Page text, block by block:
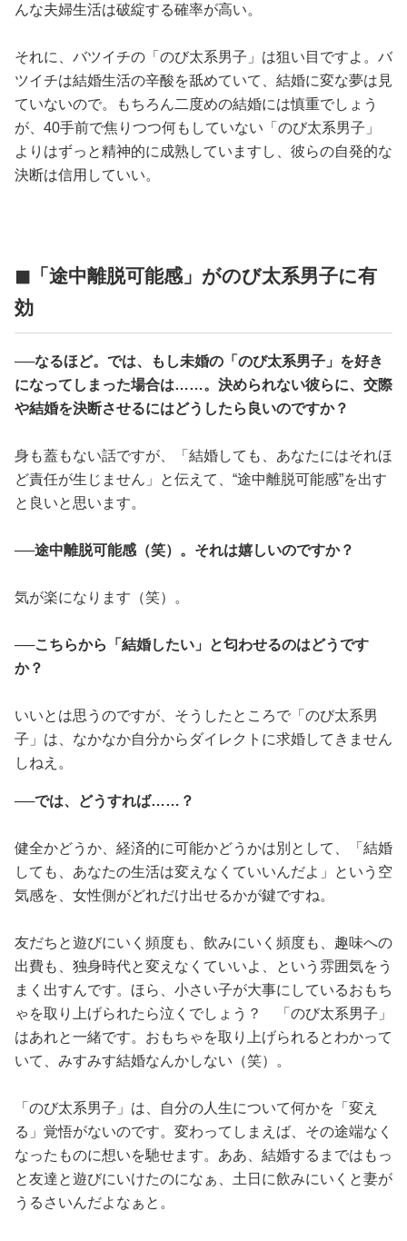
んな夫婦生活は破綻する確率が高い。
それに、バツイチの「のび太系男子」は狙い目ですよ。バ
ツイチは結婚生活の辛酸を舐めていて、結婚に変な夢は見
ていないので。もちろん二度めの結婚には慎重でしょう
が、40手前で焦りつつ何もしていない「のび太系男子」
よりはずっと精神的に成熟していますし、彼らの自発的な
決断は信用していい。
◼︎「途中離脱可能感」がのび太系男子に有
効
──なるほど。では、もし未婚の「のび太系男子」を好き
になってしまった場合は……。決められない彼らに、交際
や結婚を決断させるにはどうしたら良いのですか？
身も蓋もない話ですが、「結婚しても、あなたにはそれほ
ど責任が生じません」と伝えて、“途中離脱可能感”を出す
と良いと思います。
──途中離脱可能感（笑）。それは嬉しいのですか？
気が楽になります（笑）。
──こちらから「結婚したい」と匂わせるのはどうです
か？
いいとは思うのですが、そうしたところで「のび太系男
子」は、なかなか自分からダイレクトに求婚してきません
しねえ。
──では、どうすれば……？
健全かどうか、経済的に可能かどうかは別として、「結婚
しても、あなたの生活は変えなくていいんだよ」という空
気感を、女性側がどれだけ出せるかが鍵ですね。
友だちと遊びにいく頻度も、飲みにいく頻度も、趣味への
出費も、独身時代と変えなくていいよ、という雰囲気をう
まく出すんです。ほら、小さい子が大事にしているおもち
ゃを取り上げられたら泣くでしょう？ 「のび太系男子」
はあれと一緒です。おもちゃを取り上げられるとわかって
いて、みすみす結婚なんかしない（笑）。
「のび太系男子」は、自分の人生について何かを「変え
る」覚悟がないのです。変わってしまえば、その途端なく
なったものに想いを馳せます。ああ、結婚するまではもっ
と友達と遊びにいけたのになぁ、土日に飲みにいくと妻が
うるさいんだよなぁと。